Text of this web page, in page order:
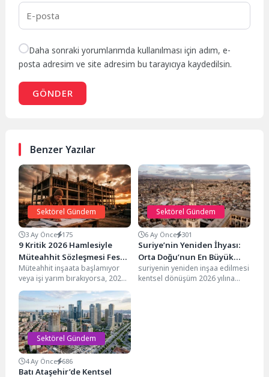
Daha sonraki yorumlarımda kullanılması için adım, e-
posta adresim ve site adresim bu tarayıcıya kaydedilsin.
GÖNDER
Benzer Yazılar
Sektörel Gündem
3 Ay Önce 175
9 Kritik 2026 Hamlesiyle
Müteahhit Sözleşmesi Feshi
(Sektörü
Müteahhit inşaata başlamıyor
veya işi yarım bırakıyorsa, 2026
güncel mevzuatıyla sözleşmeyi
tek taraflı feshedip mülkünüzü...
Sektörel Gündem
6 Ay Önce 301
Suriye’nin Yeniden İhyası:
Orta Doğu’nun En Büyük
Kentsel Dönüşüm
Hamlesinde Yeni Bir Dönem
suriyenin yeniden inşaa edilmesi
kentsel dönüşüm 2026 yılına
Sektörel Gündem
4 Ay Önce 686
Batı Ataşehir’de Kentsel